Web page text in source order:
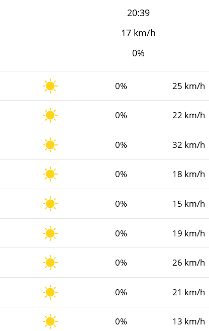
20:39
17 km/h
0%
0% 25 km/h
0% 22 km/h
0% 32 km/h
0% 18 km/h
0% 15 km/h
0% 19 km/h
0% 26 km/h
0% 21 km/h
0% 13 km/h